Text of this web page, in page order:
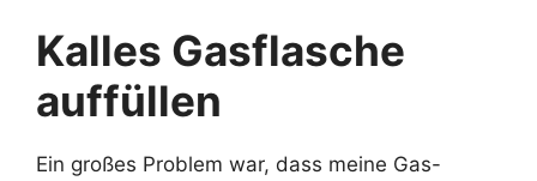
Kalles Gasflasche
auffüllen
Ein großes Problem war, dass meine Gas-